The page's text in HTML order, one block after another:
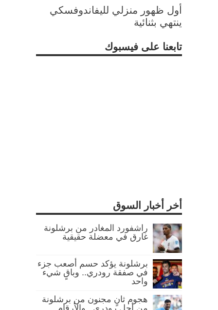
أول ظهور منزلي لليفاندوفسكي
ينتهي بثنائية
تابعنا على فيسبوك
أخر أخبار السوق
راشفورد المغادر من برشلونة
غارق في معضلة حقيقية
برشلونة يؤكد حسم أصعب جزء
في صفقة رودري.. وباقٍ شيء
واحد
هجوم ثانٍ مجنون من برشلونة
من أجل رودري.. والأرقام